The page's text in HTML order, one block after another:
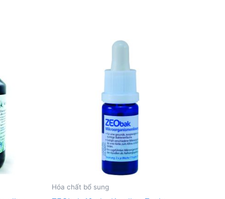
Hóa chất bổ sung